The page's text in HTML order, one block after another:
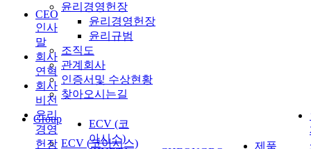
윤리경영헌장
윤리경영헌장
윤리규범
조직도
관계회사
인증서및 수상현황
찾아오시는길
Group
ECV (코아시스)
CEO
인사
말
회사
연혁
회사
비전
윤리
경영
헌장
ECV (코
아시스)
제품